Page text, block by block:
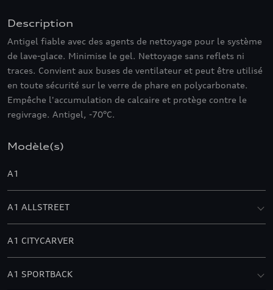
Description
Antigel fiable avec des agents de nettoyage pour le système
de lave-glace. Minimise le gel. Nettoyage sans reflets ni
traces. Convient aux buses de ventilateur et peut être utilisé
en toute sécurité sur le verre de phare en polycarbonate.
Empêche l'accumulation de calcaire et protège contre le
regivrage. Antigel, -70°C.
Modèle(s)
A1
A1 ALLSTREET
A1 CITYCARVER
A1 SPORTBACK